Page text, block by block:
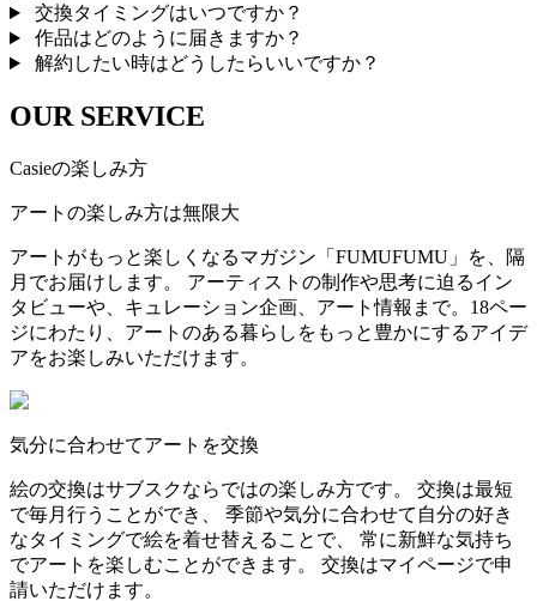
交換タイミングはいつですか？
作品はどのように届きますか？
解約したい時はどうしたらいいですか？
OUR SERVICE
Casieの楽しみ方
アートの楽しみ方は無限大
アートがもっと楽しくなるマガジン「FUMUFUMU」を、隔
月でお届けします。 アーティストの制作や思考に迫るイン
タビューや、キュレーション企画、アート情報まで。18ペー
ジにわたり、アートのある暮らしをもっと豊かにするアイデ
アをお楽しみいただけます。
気分に合わせてアートを交換
絵の交換はサブスクならではの楽しみ方です。 交換は最短
で毎月行うことができ、 季節や気分に合わせて自分の好き
なタイミングで絵を着せ替えることで、 常に新鮮な気持ち
でアートを楽しむことができます。 交換はマイページで申
請いただけます。